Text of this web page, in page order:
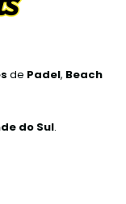
de Padel, Beach
do Sul.